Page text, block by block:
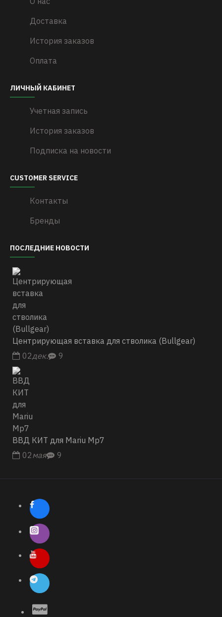
Доставка
История заказов
Оплата
ЛИЧНЫЙ КАБИНЕТ
Учетная запись
История заказов
Подписка на новости
CUSTOMER SERVICE
Контакты
Бренды
ПОСЛЕДНИЕ НОВОСТИ
Центрирующая вставка для стволика (Bullgear)
02дек. 9
ВВД КИТ для Mariu Mp7
02мая 9